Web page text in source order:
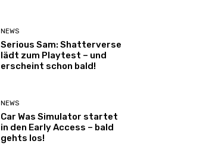
NEWS
Serious Sam: Shatterverse
lädt zum Playtest – und
erscheint schon bald!
NEWS
Car Was Simulator startet
in den Early Access – bald
gehts los!